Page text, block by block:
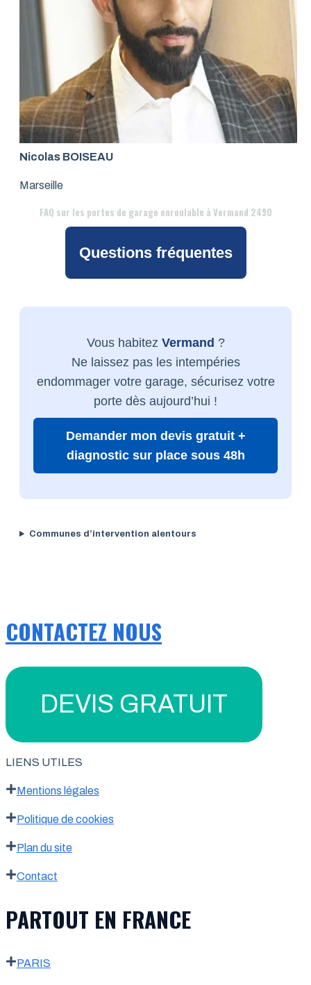
Nicolas BOISEAU
Marseille
FAQ sur les portes de garage enroulable à Vermand 2490
Questions fréquentes
Vous habitez Vermand ?
Ne laissez pas les intempéries
endommager votre garage, sécurisez votre
porte dès aujourd’hui !
Demander mon devis gratuit +
diagnostic sur place sous 48h
Communes d’intervention alentours
CONTACTEZ NOUS
DEVIS GRATUIT
LIENS UTILES
Mentions légales
Politique de cookies
Plan du site
Contact
PARTOUT EN FRANCE
PARIS